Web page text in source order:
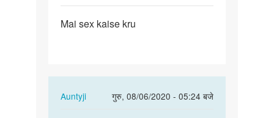
Mai
Mai sex kaise kru
Auntyji
गुरु, 08/06/2020 - 05:24 बजे
In